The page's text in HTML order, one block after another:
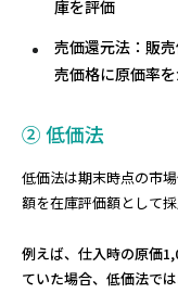
庫を評価
売価還元法 ：販
売価格に原価率
② 低価法
低価法は期末時点の市
額を在庫評価額として採
例えば、仕入時の原価
ていた場合、低価法で